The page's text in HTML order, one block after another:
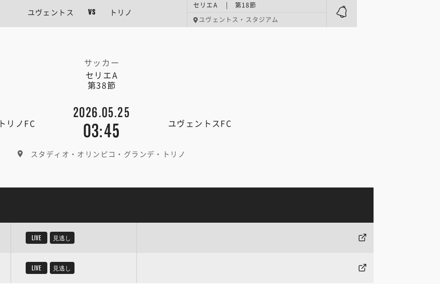
ユヴェントス VS トリノ
セリエA | 第18節
ユヴェントス・スタジアム
サッカー
セリエA
第38節
トリノFC
2026.05.25
03:45 ユヴェントスFC
スタディオ・オリンピコ・グランデ・トリノ
LIVE 見逃し
LIVE 見逃し